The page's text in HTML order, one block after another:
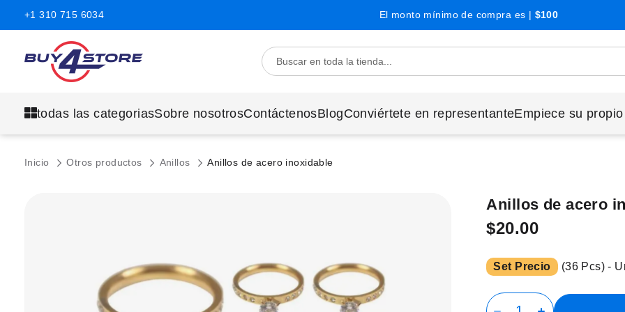
+1 310 715 6034 El monto mínimo de compra es | $100
todas las categoriasSobre nosotrosContáctenosBlogConviértete en representanteEmpiece su
Inicio Otros productos Anillos Anillos de acero inoxidable
Anillos de acero
$20.00
Set Precio (36 Pcs) -